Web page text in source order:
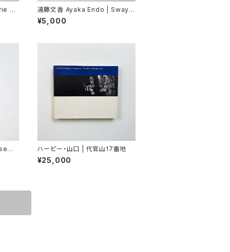
Na
遠藤文香 Ayaka Endo | Swayin
g Flowers
¥5,000
ハービー・山口 | 代官山17番地
¥25,000